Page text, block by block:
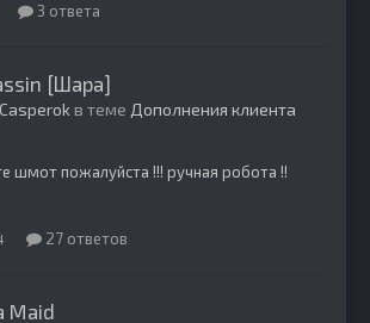
3 ответа
[Шара]
Casperok в теме Дополнения клиента
шмот пожалуйста !!! ручная робота !!
27 ответов
Maid